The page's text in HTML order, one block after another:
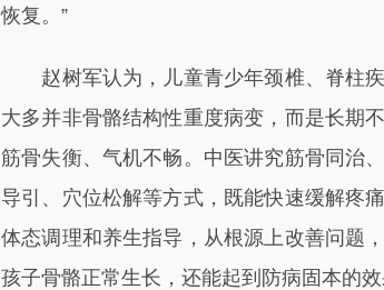
恢复。”
赵树军认为，儿童青少年颈椎、脊柱疾
大多并非骨骼结构性重度病变，而是长期
筋骨失衡、气机不畅。中医讲究筋骨同治
导引、穴位松解等方式，既能快速缓解疼
体态调理和养生指导，从根源上改善问题
孩子骨骼正常生长，还能起到防病固本的效